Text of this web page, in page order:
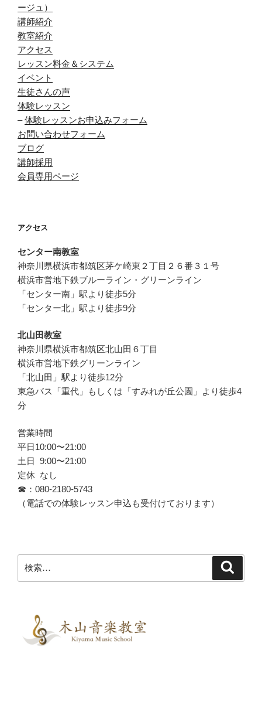
ージュ）
講師紹介
教室紹介
アクセス
レッスン料金＆システム
イベント
生徒さんの声
体験レッスン
–体験レッスンお申込みフォーム
お問い合わせフォーム
ブログ
講師採用
会員専用ページ
アクセス
センター南教室
神奈川県横浜市都筑区茅ケ崎東２丁目２６番３１号
横浜市営地下鉄ブルーライン・グリーンライン
「センター南」駅より徒歩5分
「センター北」駅より徒歩9分
北山田教室
神奈川県横浜市都筑区北山田６丁目
横浜市営地下鉄グリーンライン
「北山田」駅より徒歩12分
東急バス「重代」もしくは「すみれが丘公園」より徒歩4
分
営業時間
平日10:00〜21:00
土日 9:00〜21:00
定休 なし
☎︎：080-2180-5743
（電話での体験レッスン申込も受付けております）
索: